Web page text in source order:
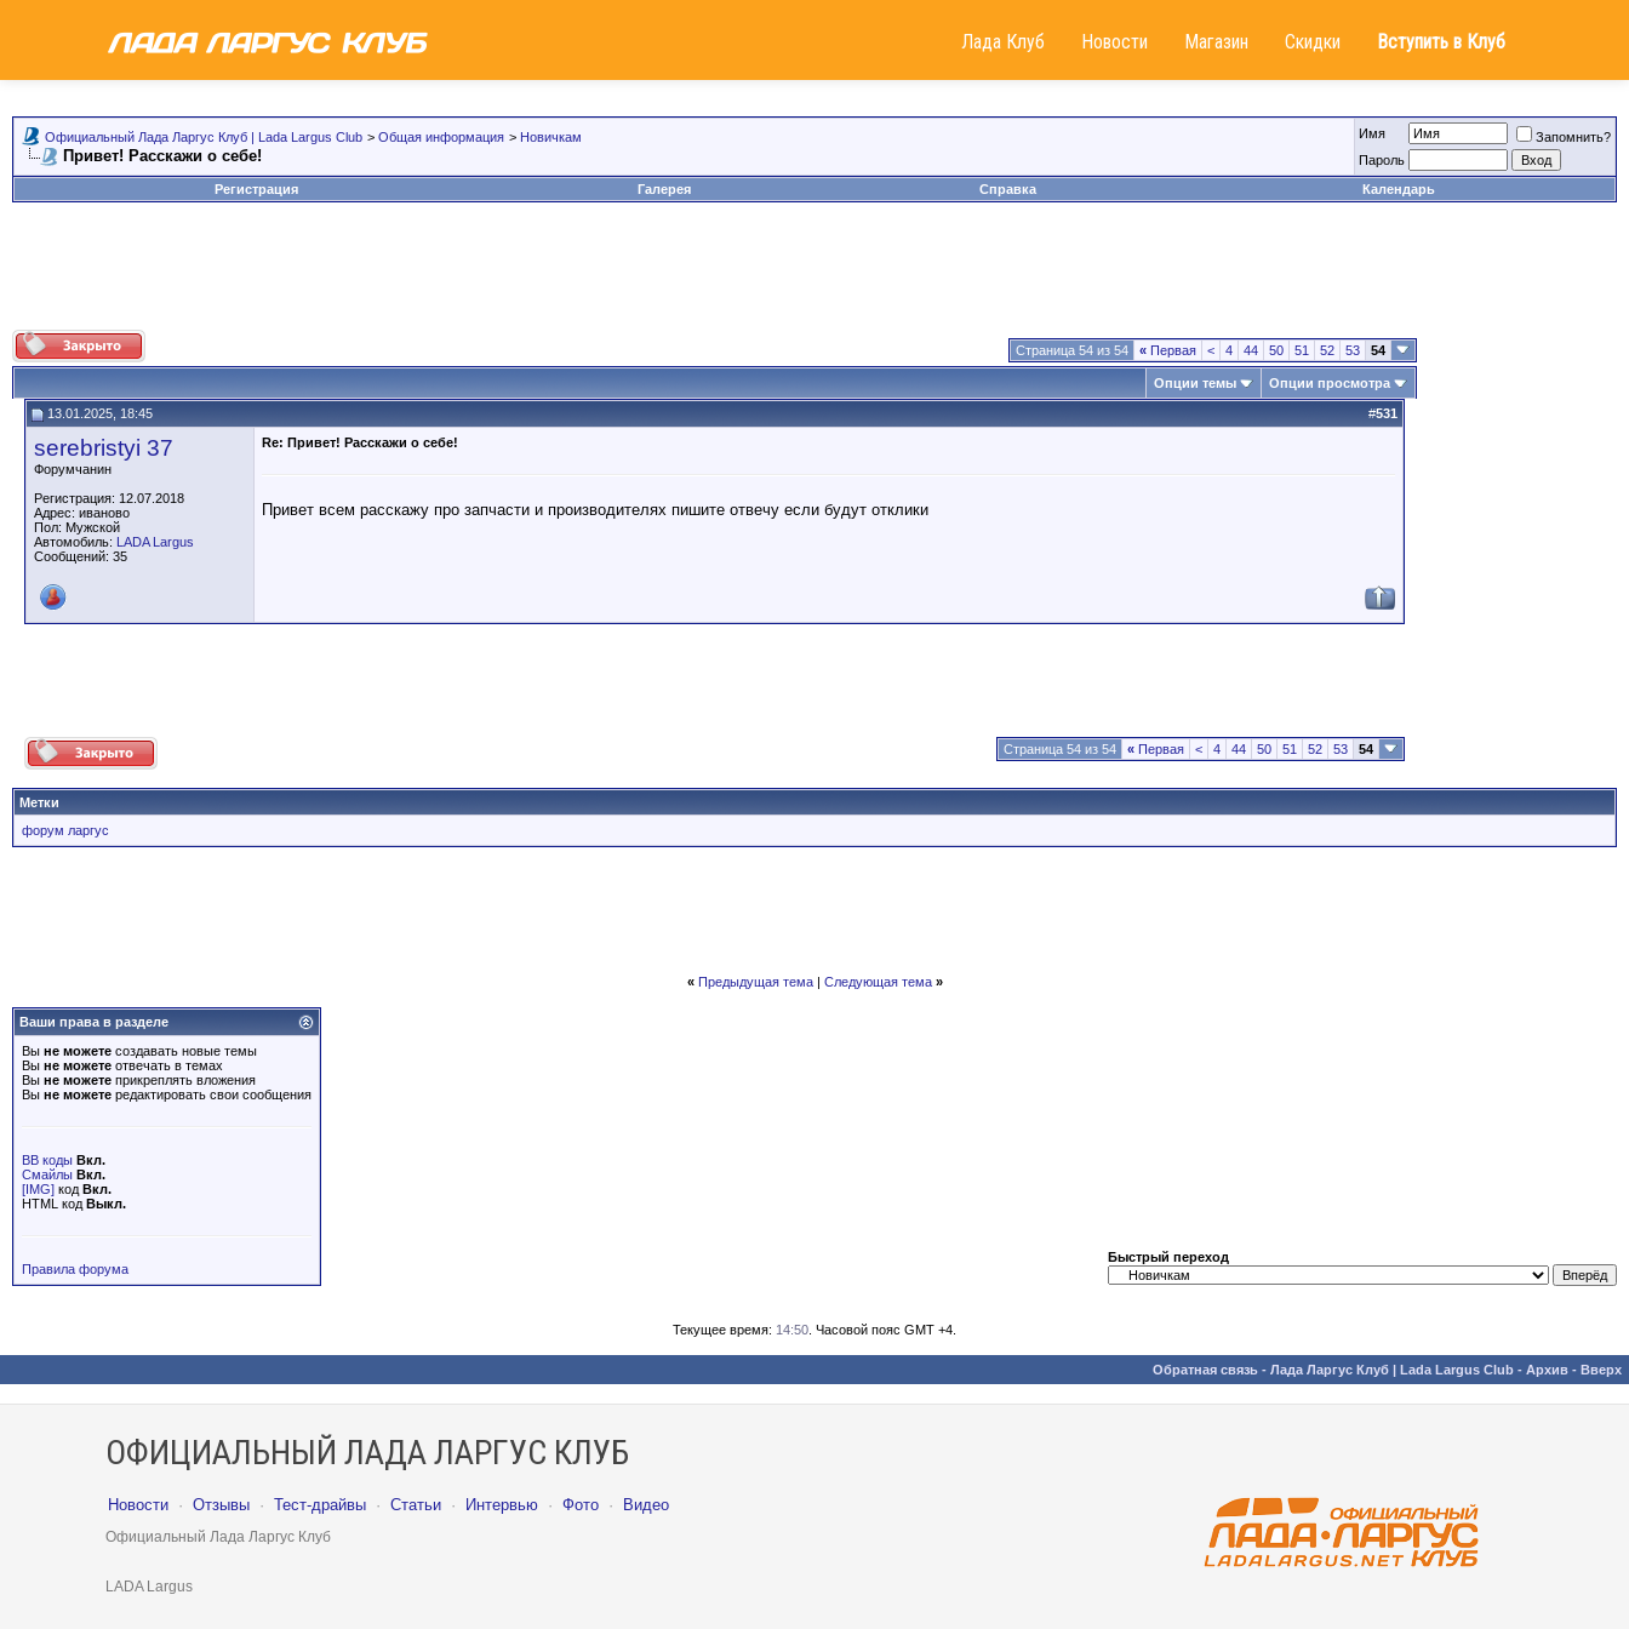
Лада Клуб Новости Магазин Скидки Вступить в Клуб
Официальный Лада Ларгус Клуб | Lada Largus Club > Общая информация > Новичкам
Привет! Расскажи о себе!
Имя
Запомнить?
Пароль
Регистрация
Галерея Справка Календарь
Страница 54 из 54 « Первая < 4 44 50 51 52 53 54
Опции темы Опции просмотра
13.01.2025, 18:45 #531
serebristyi 37
Форумчанин
Регистрация: 12.07.2018
Адрес: иваново
Пол: Мужской
Автомобиль: LADA Largus
Сообщений: 35
Re: Привет! Расскажи о себе!
Привет всем расскажу про запчасти и производителях пишите отвечу если будут отклики
Страница 54 из 54 « Первая < 4 44 50 51 52 53 54
Метки
форум ларгус
« Предыдущая тема| Следующая тема »
Ваши права в разделе
Вы не можете создавать новые темы
Вы не можете отвечать в темах
Вы не можете прикреплять вложения
Вы не можете редактировать свои сообщения
BB коды Вкл.
Смайлы Вкл.
[IMG] код Вкл.
HTML код Выкл.
Правила форума
Быстрый переход
Текущее время: 14:50 . Часовой пояс GMT +4.
Обратная связь - Лада Ларгус Клуб | Lada Largus Club - Архив - Вверх
ОФИЦИАЛЬНЫЙ ЛАДА ЛАРГУС КЛУБ
Новости · Отзывы · Тест-драйвы · Статьи · Интервью · Фото · Видео
Официальный Лада Ларгус Клуб
LADA Largus